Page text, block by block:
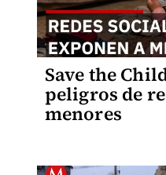
Save the
peligros de
menores